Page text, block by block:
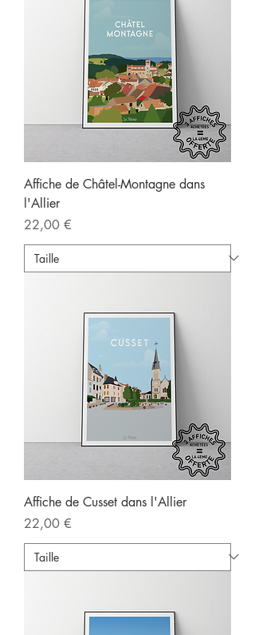
Affiche de Châtel-Montagne dans
l'Allier
Prix
22,00 €
Affiche de Cusset dans l'Allier
Prix
22,00 €